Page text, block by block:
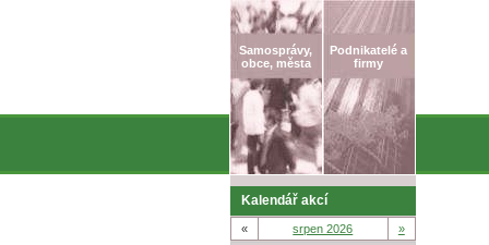
Samosprávy,
obce, města
Podnikatelé a
firmy
Kalendář akcí
« srpen 2026
»